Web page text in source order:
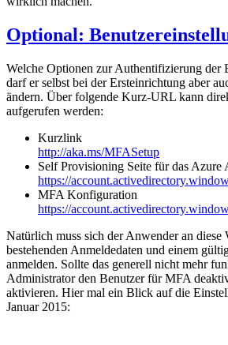
Optional:
Welche Optionen zur Authentifizierung der
darf er selbst bei der Ersteinrichtung aber
ändern. Über folgende Kurz-URL kann
aufgerufen werden:
Kurzlink
http://aka.ms/MFASetup
Self Provisioning Seite für das
https://
MFA Konfiguration
https://
Natürlich muss sich der Anwender an diese
bestehenden Anmeldedaten und einem
anmelden. Sollte das generell nicht mehr
Administrator den Benutzer für MFA
aktivieren. Hier mal ein Blick auf die
Januar 2015: